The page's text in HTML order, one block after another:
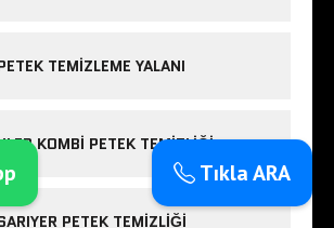
TEMIZLEME YALANI
KOMBI PETEK TEMIZLIĞI
PETEK TEMIZLIĞI
Tıkla ARA